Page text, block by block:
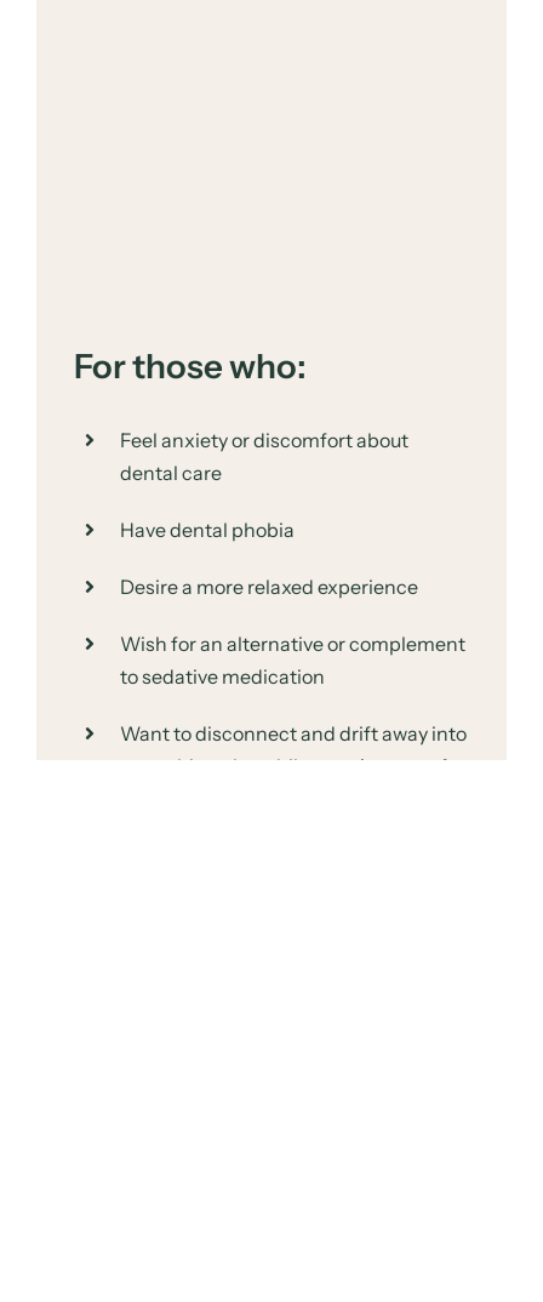
For those who:
Feel anxiety or discomfort about
dental care
Have dental phobia
Desire a more relaxed experience
Wish for an alternative or complement
to sedative medication
Want to disconnect and drift away into
something else while we take care of